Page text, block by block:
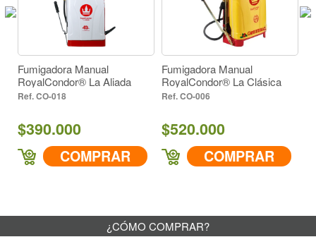
Fumigadora Manual
RoyalCondor® La Aliada
CO-018
$390.000
COMPRAR
Fumigadora Manual
RoyalCondor® La Clásica
Versión Cafetera
CO-006
$520.000
COMPRAR
¿CÓMO COMPRAR?